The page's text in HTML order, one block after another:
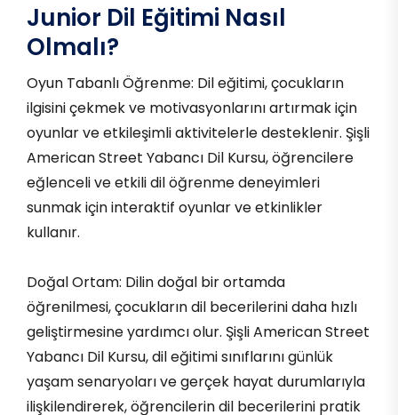
Junior Dil Eğitimi Nasıl
Olmalı?
Oyun Tabanlı Öğrenme: Dil eğitimi, çocukların
ilgisini çekmek ve motivasyonlarını artırmak için
oyunlar ve etkileşimli aktivitelerle desteklenir. Şişli
American Street Yabancı Dil Kursu, öğrencilere
eğlenceli ve etkili dil öğrenme deneyimleri
sunmak için interaktif oyunlar ve etkinlikler
kullanır.
Doğal Ortam: Dilin doğal bir ortamda
öğrenilmesi, çocukların dil becerilerini daha hızlı
geliştirmesine yardımcı olur. Şişli American Street
Yabancı Dil Kursu, dil eğitimi sınıflarını günlük
yaşam senaryoları ve gerçek hayat durumlarıyla
ilişkilendirerek, öğrencilerin dil becerilerini pratik